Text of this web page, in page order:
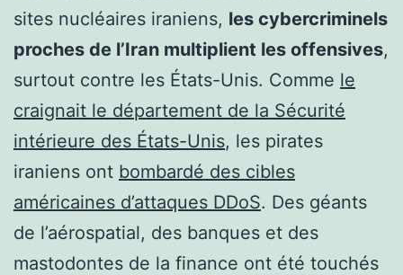
sites nucléaires iraniens, les cybercriminels
proches de l’Iran multiplient les offensives,
surtout contre les États-Unis. Comme le
craignait le département de la Sécurité
intérieure des États-Unis, les pirates
iraniens ont bombardé des cibles
américaines d’attaques DDoS. Des géants
de l’aérospatial, des banques et des
mastodontes de la finance ont été touchés